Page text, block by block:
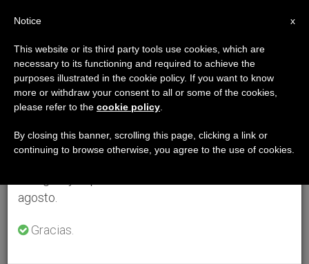
×
Aviso importante
Del 27 de julio al 7 de agosto haremos la pausa
anual, aprovechando que en el periodo de verano
se generan menos informaciones y también el
agosto.
Gracias.
x
Notice
This website or its third party tools use cookies, which are
necessary to its functioning and required to achieve the
purposes illustrated in the cookie policy. If you want to know
more or withdraw your consent to all or some of the cookies,
please refer to the cookie policy
By closing this banner, scrolling this page, clicking a link or
continuing to browse otherwise, you agree to the use of cookies.